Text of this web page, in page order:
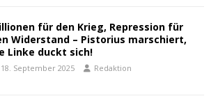
für den Krieg, Repression für
Widerstand – Pistorius marschiert,
Linke duckt sich!
18. September 2025 Redaktion